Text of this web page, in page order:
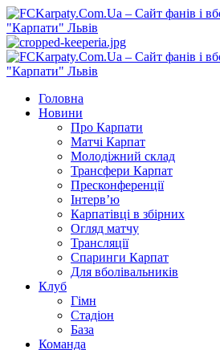
Перейти
до
вмісту
Primary
Menu
Головна
Новини
Про Карпати
Матчі Карпат
Молодіжний склад
Трансфери Карпат
Пресконференції
Інтерв’ю
Карпатівці в збірних
Огляд матчу
Трансляції
Спаринги Карпат
Для вболівальників
Клуб
Гімн
Стадіон
База
Команда